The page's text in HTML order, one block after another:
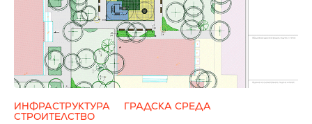
ИНФРАСТРУКТУРА
ГРАДСКА СРЕДА
СТРОИТЕЛСТВО